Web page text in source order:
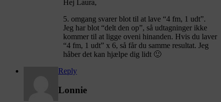
Hej Laura,
5. omgang svarer blot til at lave “4 fm, 1 udt”.
Jeg har blot “delt den op”, så udtagninger ikke
kommer til at ligge oveni hinanden. Hvis du laver
“4 fm, 1 udt” x 6, så får du samme resultat. Jeg
håber det kan hjælpe dig lidt 🙂
Reply
Lonnie